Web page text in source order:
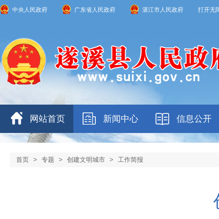
中央人民政府 广东省人民政府 湛江市人民政府 打开无
网站首页 新闻中心 信息公开
首页 > 专题 > 创建文明城市 > 工作简报